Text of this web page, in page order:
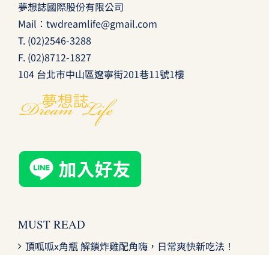
夢想誌國際股份有限公司
Mail： twdreamlife@gmail.com
T. (02)2546-3288
F. (02)8712-1827
104 台北市中山區遼寧街201巷11號1樓
MUST READ
頂呱呱x角瓶 解鎖炸雞配角嗨，日常爽快新吃法！